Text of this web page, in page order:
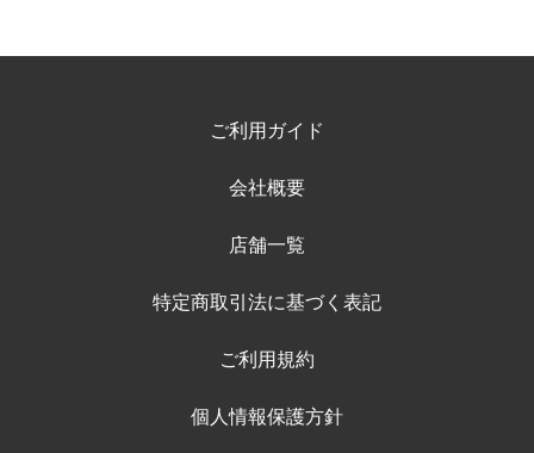
ご利用ガイド
会社概要
店舗一覧
特定商取引法に基づく表記
ご利用規約
個人情報保護方針